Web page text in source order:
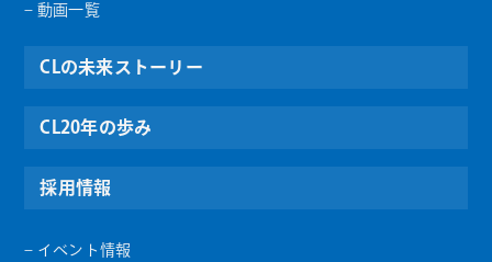
– 動画一覧
CLの未来ストーリー
CL20年の歩み
採用情報
– イベント情報